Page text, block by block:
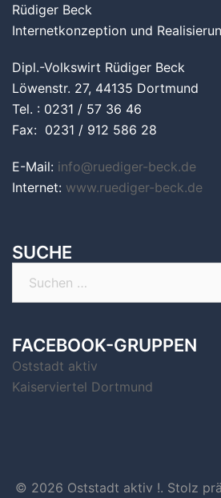
Rüdiger Beck
Internetkonzeption und
Dipl.-Volkswirt Rüdiger Beck
Löwenstr. 27, 44135 Dortmund
Tel. : 0231 / 57 36 46
Fax: 0231 / 912 586 28
E-Mail: info@ruediger-beck.de
Internet: www.ruediger-beck.de
SUCHE
FACEBOOK-GRUPPEN
Oststadt aktiv
Kaiserviertel Dortmund
© 2026 Oststadt aktiv !. Stolz